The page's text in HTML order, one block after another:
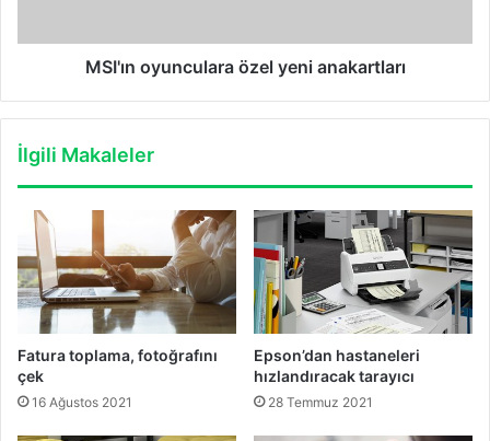
MSI'ın oyunculara özel yeni anakartları
İlgili Makaleler
Fatura toplama, fotoğrafını
çek
16 Ağustos 2021
Epson’dan hastaneleri
hızlandıracak tarayıcı
28 Temmuz 2021